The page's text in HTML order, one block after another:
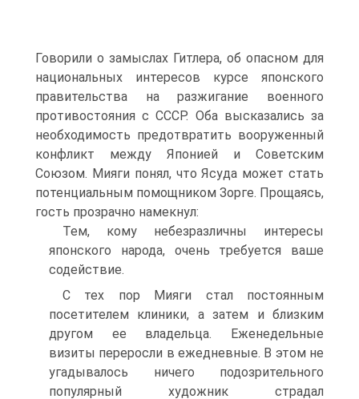
Говорили о замыслах Гитлера, об опасном для
национальных интересов курсе японского
правительства на разжигание военного
противостояния с СССР. Оба высказались за
необходимость предотвратить вооруженный
конфликт между Японией и Советским
Союзом. Мияги понял, что Ясуда может стать
потенциальным помощником Зорге. Прощаясь,
гость прозрачно намекнул:
Тем, кому небезразличны интересы
японского народа, очень требуется ваше
содействие.
С тех пор Мияги стал постоянным
посетителем клиники, а затем и близким
другом ее владельца. Еженедельные
визиты переросли в ежедневные. В этом не
угадывалось ничего подозрительного
популярный художник страдал